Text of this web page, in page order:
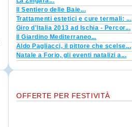
Il Sentiero delle Baie...
Trattamenti estetici e cure termali: ...
Giro d'Italia 2013 ad Ischia - Percor...
Il Giardino Mediterraneo...
Aldo Pagliacci, il pittore che scelse...
Natale a Forio, gli eventi natalizi a...
OFFERTE PER FESTIVITÀ